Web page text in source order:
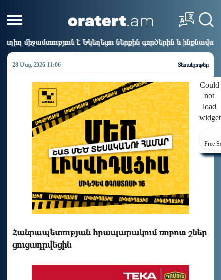
է Եկեղեցու ներքին գործերին և ինքնավարությանը.
28 Մայ, 2026 11:06 Տեսանյութեր
Could
not
load
Free
Հանրապետության հրապարակում ռոբոտ շներ
ցուցադրվեցին